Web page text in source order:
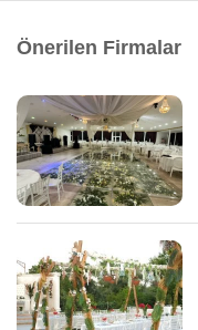
Önerilen Firmalar